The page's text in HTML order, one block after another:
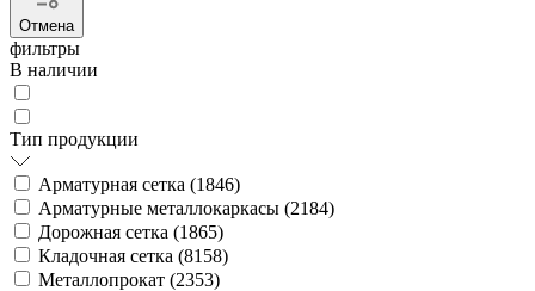
Отмена
фильтры
В наличии
Тип продукции
Арматурная сетка (1846)
Арматурные металлокаркасы (2184)
Дорожная сетка (1865)
Кладочная сетка (8158)
Металлопрокат (2353)